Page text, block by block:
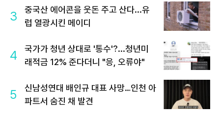
3
중국산 에어콘을 웃돈 주고 산다...유
럽 열광시킨 메이디
4
국가가 청년 상대로 '통수'?...청년미
래적금 12% 준다더니 "응, 오류야"
5
신남성연대 배인규 대표 사망…인천 아
파트서 숨진 채 발견